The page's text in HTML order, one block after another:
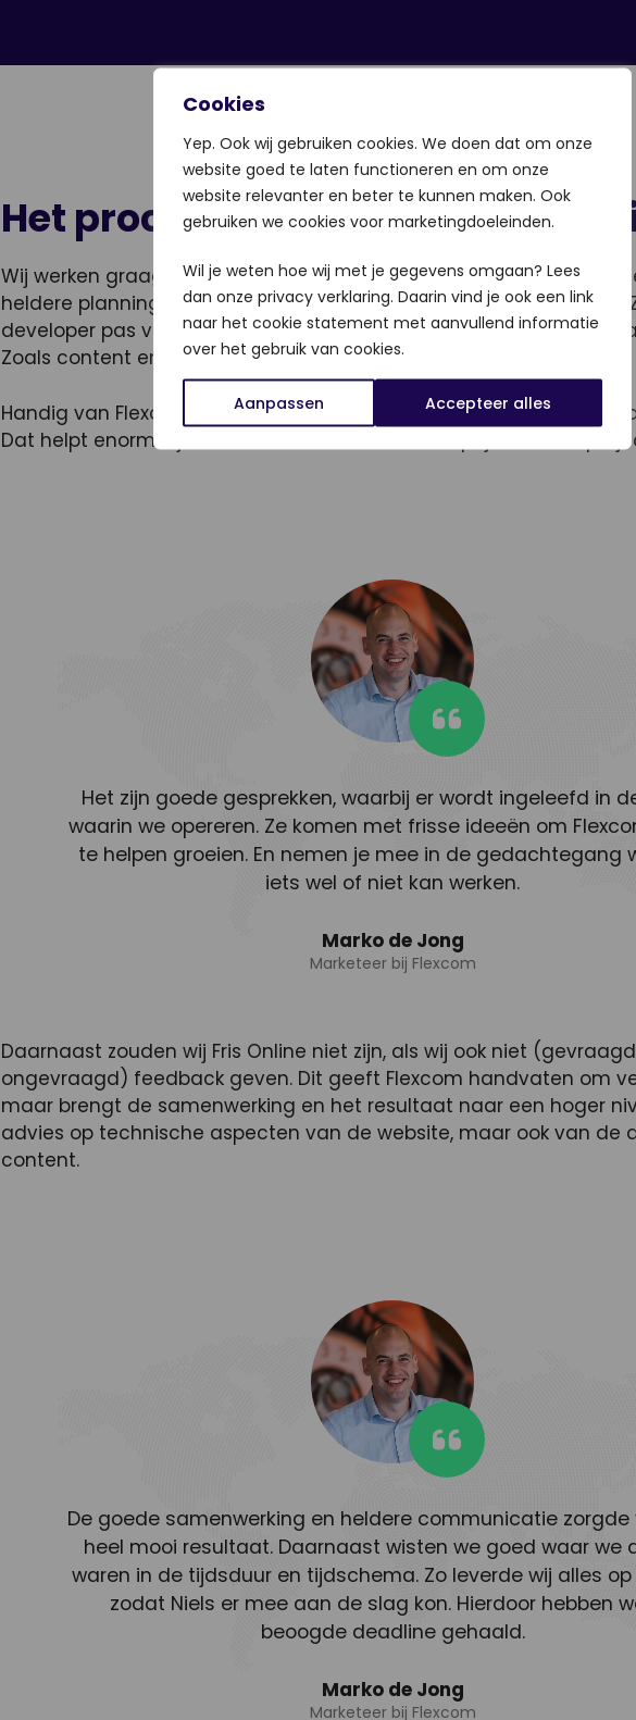
Cookies
Yep. Ook wij gebruiken cookies. We doen dat om onze
website goed te laten functioneren en om onze
website relevanter en beter te kunnen maken. Ook
gebruiken we cookies voor marketingdoeleinden.
Wil je weten hoe wij met je gegevens omgaan? Lees
dan onze privacy verklaring. Daarin vind je ook een link
naar het cookie statement met aanvullend informatie
over het gebruik van cookies.
Aanpassen Accepteer alles
Het proces van een nieuwe
Wij werken graag met een planning. Logisch? Is het ook. Maar door
heldere planning weten beide partijen wat ze kunnen verwachten.
developer pas verder met de website als er bepaalde stukken zijn
Zoals content en foto’s.
Handig van Flexcom: Er waren al foto’s beschikbaar voor de start
Dat helpt enorm bij het verkorten van de doorlooptijd van het
Het zijn goede gesprekken, waarbij er wordt ingeleefd in
waarin we opereren. Ze komen met frisse ideeën om
te helpen groeien. En nemen je mee in de gedachtegang
iets wel of niet kan werken.
Marko de Jong
Marketeer bij Flexcom
Daarnaast zouden wij Fris Online niet zijn, als wij ook niet
ongevraagd) feedback geven. Dit geeft Flexcom handvaten om
maar brengt de samenwerking en het resultaat naar een hoger
advies op technische aspecten van de website, maar ook van de
content.
De goede samenwerking en heldere communicatie zorgde
heel mooi resultaat. Daarnaast wisten we goed waar we
waren in de tijdsduur en tijdschema. Zo leverde wij alles
zodat Niels er mee aan de slag kon. Hierdoor hebben
beoogde deadline gehaald.
Marko de Jong
Marketeer bij Flexcom